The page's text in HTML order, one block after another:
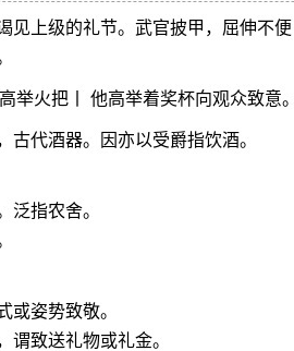
见上级的礼节。武官披甲，屈伸不
举火把丨 他高举着奖杯向观众致意
古代酒器。因亦以受爵指饮酒。
泛指农舍。
或姿势致敬。
谓致送礼物或礼金。